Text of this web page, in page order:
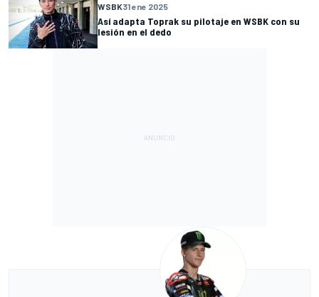
WSBK31 ene 2025
Así adapta Toprak su pilotaje en WSBK con su
lesión en el dedo